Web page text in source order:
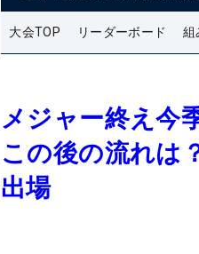
大会TOP リーダーボード 組
メジャー終え今
この後の流れは
出場